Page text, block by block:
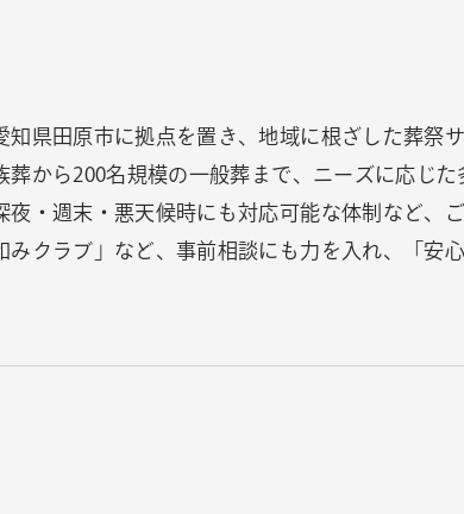
知県田原市に拠点を置き、地域に根ざした葬祭
葬から200名規模の一般葬まで、ニーズに応じ
夜・週末・悪天候時にも対応可能な体制など、
みクラブ」など、事前相談にも力を入れ、「安